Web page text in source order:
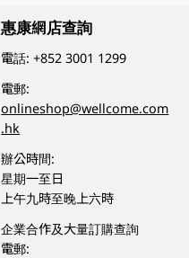
惠康網店查詢
電話:+852 3001 1299
電郵:
onlineshop@wellcome.com
.hk
辦公時間:
星期一至日
上午九時至晚上六時
企業合作及大量訂購查詢
電郵: